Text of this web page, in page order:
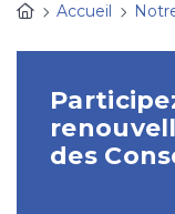
Accueil
des